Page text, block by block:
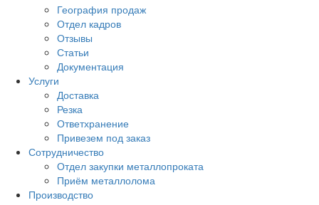
География продаж
Отдел кадров
Отзывы
Статьи
Документация
Услуги
Доставка
Резка
Ответхранение
Привезем под заказ
Сотрудничество
Отдел закупки металлопроката
Приём металлолома
Производство